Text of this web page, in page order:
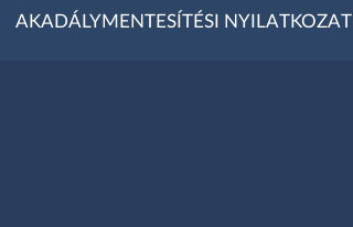
AKADÁLYMENTESÍTÉSI NYILATKOZAT